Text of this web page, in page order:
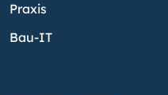
Praxis
Bau-IT